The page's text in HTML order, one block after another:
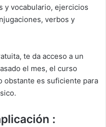
y vocabulario, ejercicios
verbos y
te da acceso a un
el mes, el curso
obstante es suficiente para
: